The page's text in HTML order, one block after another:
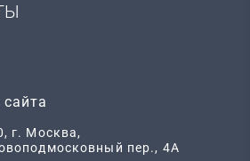
, г. Москва,
пер., 4А